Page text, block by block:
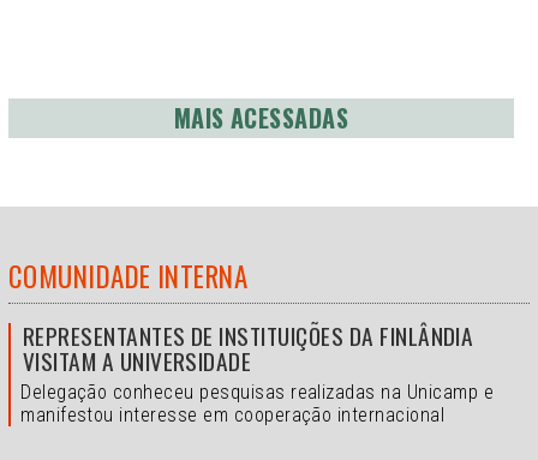
MAIS ACESSADAS
COMUNIDADE INTERNA
REPRESENTANTES DE INSTITUIÇÕES DA FINLÂNDIA
VISITAM A UNIVERSIDADE
Delegação conheceu pesquisas realizadas na Unicamp e
manifestou interesse em cooperação internacional